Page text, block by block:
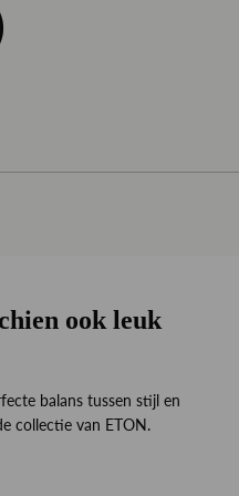
geeft, door het
de dag.
pull-over van Profuomo
mooi pak van Corneliani
mooie stropdas en
ook leuk
balans tussen stijl en
collectie van ETON.